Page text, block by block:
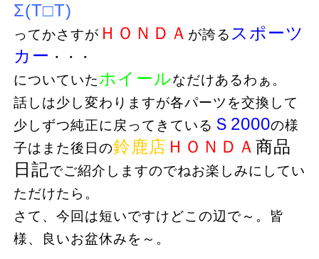
Σ(T□T)
ってかさすが ＨＯＮＤＡ が誇る スポーツ
カー ・・・
についていたホイールなだけあるわぁ。
話しは少し変わりますが各パーツを交換して
少しずつ純正に戻ってきている Ｓ2000の様
子はまた後日の鈴鹿店 ＨＯＮＤＡ 商品
日記でご紹介しますのでねお楽しみにしてい
ただけたら。
さて、今回は短いですけどこの辺で～。皆
様、良いお盆休みを～。